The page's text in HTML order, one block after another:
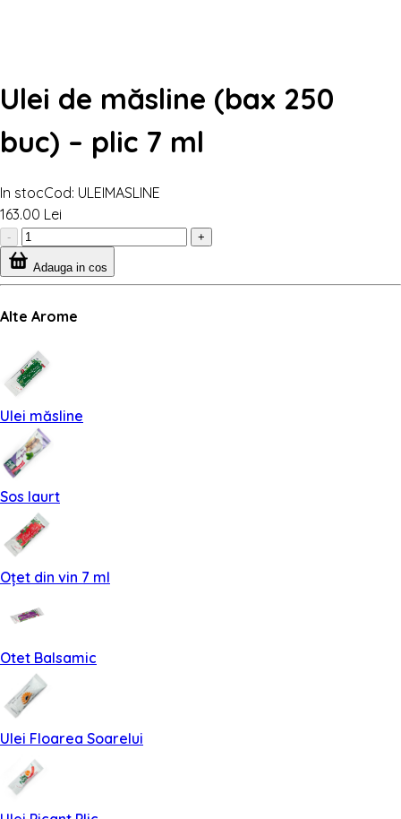
Ulei de măsline (bax 250
buc) – plic 7 ml
In stocCod: ULEIMASLINE
163.00 Lei
- +
Adauga in cos
Alte Arome
Ulei măsline
Sos Iaurt
Oțet din vin 7 ml
Otet Balsamic
Ulei Floarea Soarelui